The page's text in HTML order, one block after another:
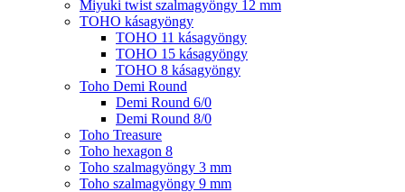
Miyuki twist szalmagyöngy 12 mm
TOHO kásagyöngy
TOHO 11 kásagyöngy
TOHO 15 kásagyöngy
TOHO 8 kásagyöngy
Toho Demi Round
Demi Round 6/0
Demi Round 8/0
Toho Treasure
Toho hexagon 8
Toho szalmagyöngy 3 mm
Toho szalmagyöngy 9 mm